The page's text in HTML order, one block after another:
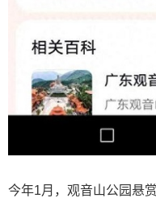
今年1月，观音山公园悬